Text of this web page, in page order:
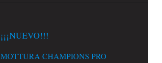
¡¡¡NUEVO!!!
MOTTURA CHAMPIONS PRO